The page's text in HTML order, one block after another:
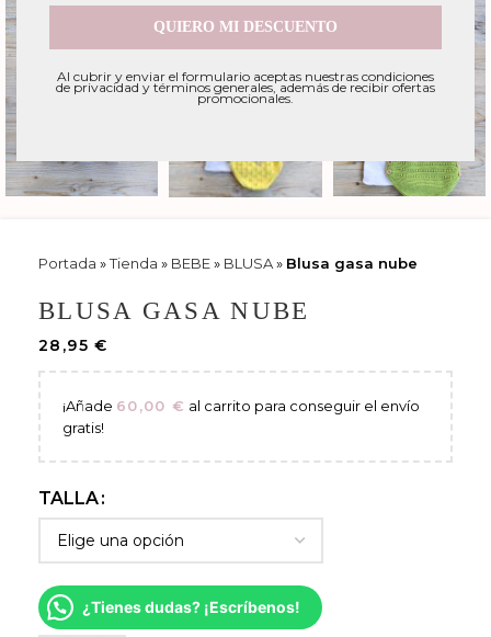
QUIERO MI DESCUENTO
Al cubrir y enviar el formulario aceptas nuestras condiciones
de privacidad y términos generales, además de recibir ofertas
promocionales.
Portada »Tienda » BEBE» BLUSA» Blusa gasa nube
BLUSA GASA NUBE
28,95€
¡Añade 60,00 € al carrito para conseguir el envío
gratis!
TALLA
¿Tienes dudas? ¡Escríbenos!